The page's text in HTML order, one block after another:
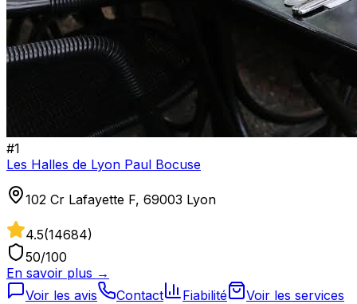
#1
Les Halles de Lyon Paul Bocuse
102 Cr Lafayette F, 69003 Lyon
4.5(14684)
50/100
En savoir plus →
Voir les avis
Contact Fiabilité
Voir les services